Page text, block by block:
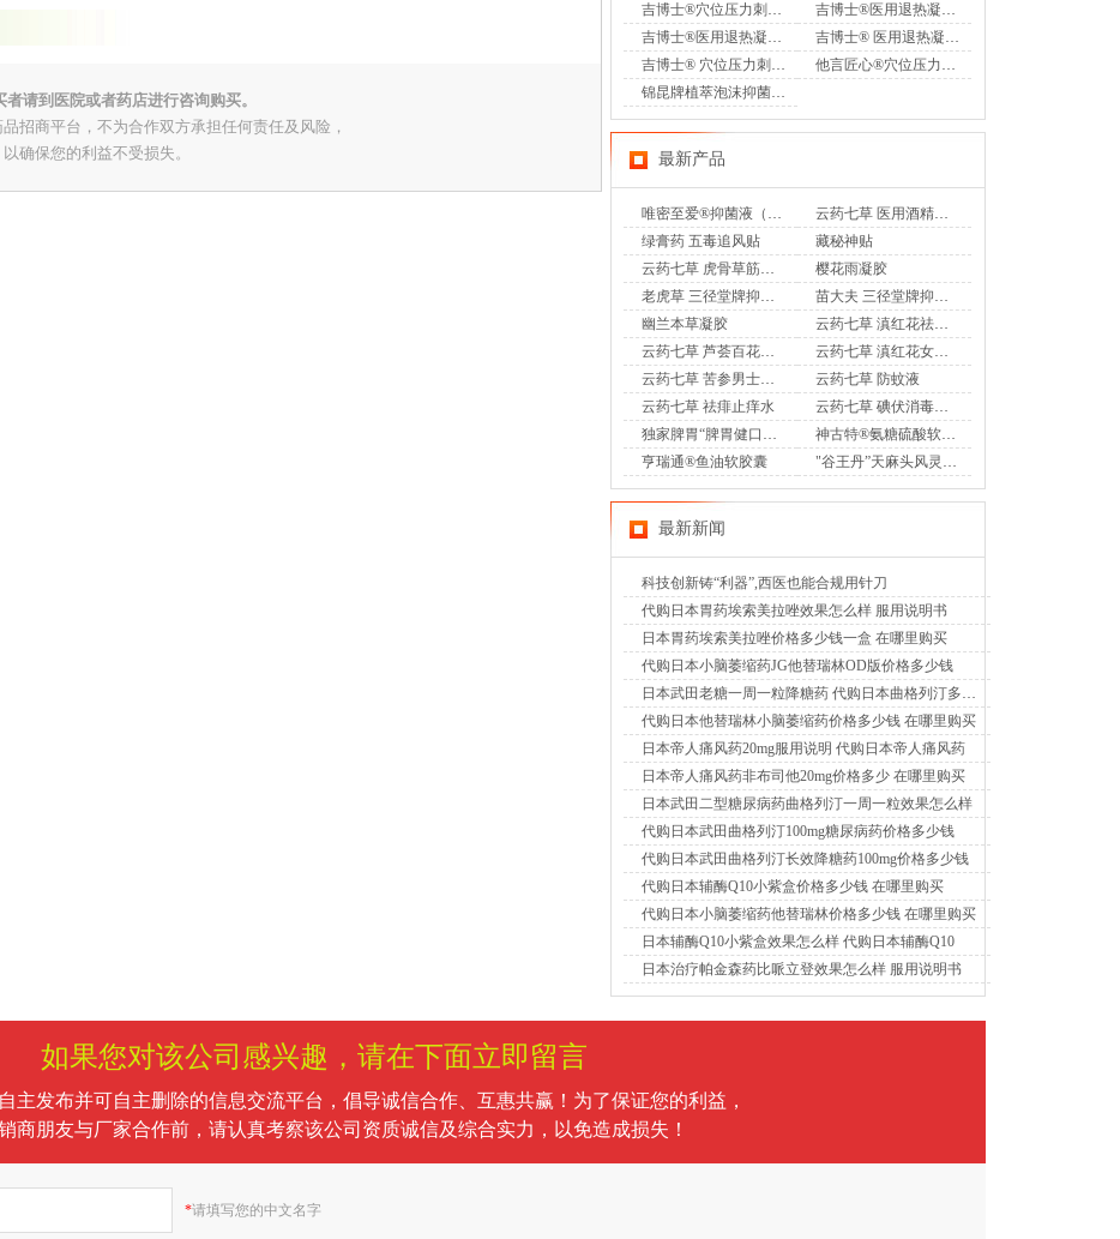
请到医院或者药店进行咨询购买。
招商平台，不为合作双方承担任何责任及风险，
确保您的利益不受损失。
吉博士®穴位压力刺激贴（上腹型）
吉博士®医用退热凝胶（头部型）
吉博士®医用退热凝胶-肤用型
吉博士® 医用退热凝胶下肢型
吉博士® 穴位压力刺激贴肛周型
他言匠心®穴位压力贴颈肩腰腿型
锦昆牌植萃泡沫抑菌洗手液
最新产品
唯密至爱®抑菌液（专利妇科乳液香奢洗液）
云药七草 医用酒精消毒液
绿膏药 五毒追风贴
藏秘神贴
云药七草 虎骨草筋骨通 远红外治疗贴
樱花雨凝胶
老虎草 三径堂牌抑菌膏
苗大夫 三径堂牌抑菌乳膏
幽兰本草凝胶
云药七草 滇红花祛味凝胶
云药七草 芦荟百花凝胶
云药七草 滇红花女士护理液
云药七草 苦参男士护理液
云药七草 防蚊液
云药七草 祛痱止痒水
云药七草 碘伏消毒液喷剂
独家脾胃“脾胃健口服液”OTC
神古特®氨糖硫酸软骨素酪蛋白磷酸肽片
亨瑞通®鱼油软胶囊
"谷王丹”天麻头风灵胶囊OTC
最新新闻
科技创新铸“利器”,西医也能合规用针刀
代购日本胃药埃索美拉唑效果怎么样 服用说明书
日本胃药埃索美拉唑价格多少钱一盒 在哪里购买
代购日本小脑萎缩药JG他替瑞林OD版价格多少钱
日本武田老糖一周一粒降糖药 代购日本曲格列汀多少钱
代购日本他替瑞林小脑萎缩药价格多少钱 在哪里购买
日本帝人痛风药20mg服用说明 代购日本帝人痛风药
日本帝人痛风药非布司他20mg价格多少 在哪里购买
日本武田二型糖尿病药曲格列汀一周一粒效果怎么样
代购日本武田曲格列汀100mg糖尿病药价格多少钱
代购日本武田曲格列汀长效降糖药100mg价格多少钱
代购日本辅酶Q10小紫盒价格多少钱 在哪里购买
代购日本小脑萎缩药他替瑞林价格多少钱 在哪里购买
日本辅酶Q10小紫盒效果怎么样 代购日本辅酶Q10
日本治疗帕金森药比哌立登效果怎么样 服用说明书
如果您对该公司感兴趣，请在下面立即留言
主发布并可自主删除的信息交流平台，倡导诚信合作、互惠共赢！为了保证您的利益，
商朋友与厂家合作前，请认真考察该公司资质诚信及综合实力，以免造成损失！
*请填写您的中文名字